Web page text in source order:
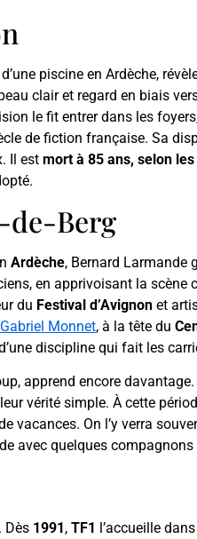
piscine en Ardèche,
clair et regard en biais
le fit entrer dans les
de fiction française. Sa
Il est mort à 85 ans, selon
de-Berg
Ardèche, Bernard Larmande
en apprivoisant la
du Festival d’Avignon et
Gabriel Monnet, à la tête du
discipline qui fait les
apprend encore
vérité simple. À cette
vacances. On l’y verra
avec quelques compagnons
Dès 1991, TF1 l’accueille dans